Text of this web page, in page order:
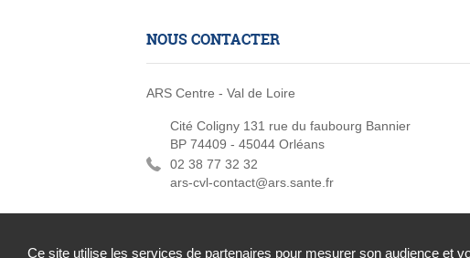
Ce site utilise les services de partenaires pour mesurer son audience et
NOUS CONTACTER
ARS Centre - Val de Loire
Cité Coligny 131 rue du faubourg Bannier
BP 74409 - 45044 Orléans
02 38 77 32 32
ars-cvl-contact@ars.sante.fr